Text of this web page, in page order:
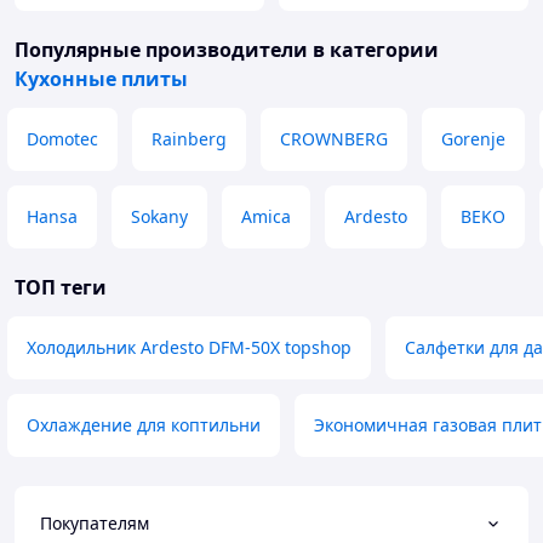
Популярные производители в категории
Кухонные плиты
Domotec Rainberg CROWNBERG Gorenje
Hansa Sokany Amica Ardesto BEKO
ТОП теги
Холодильник Ardesto DFM-50X topshop Салфетки для
Охлаждение для коптильни Экономичная газовая
Покупателям